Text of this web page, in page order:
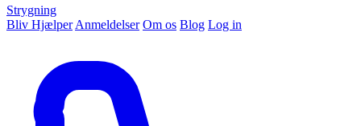
Strygning
Bliv Hjælper Anmeldelser Om os Blog Log in